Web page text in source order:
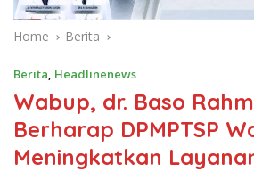
Home Berita
Berita, Headlinenews
Wabup, dr. Baso
Berharap DPMPTSP
Meningkatkan